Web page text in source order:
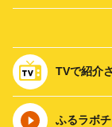
TVで紹介
ふるラボ